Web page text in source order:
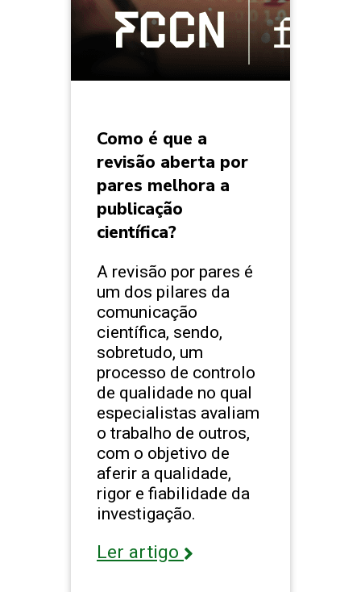
Como é que a
revisão aberta por
pares melhora a
publicação
científica?
A revisão por pares é
um dos pilares da
comunicação
científica, sendo,
sobretudo, um
processo de controlo
de qualidade no qual
especialistas avaliam
o trabalho de outros,
com o objetivo de
aferir a qualidade,
rigor e fiabilidade da
investigação.
Ler artigo